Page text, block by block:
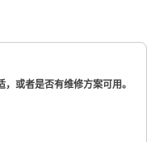
或者是否有维修方案可用。